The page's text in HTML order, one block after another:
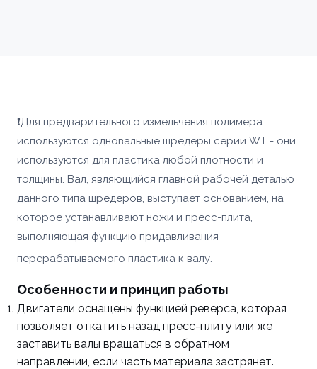
❗Для предварительного измельчения полимера
используются одновальные шредеры серии WT - они
используются для пластика любой плотности и
толщины. Вал, являющийся главной рабочей деталью
данного типа шредеров, выступает основанием, на
которое устанавливают ножи и пресс-плита,
выполняющая функцию придавливания
перерабатываемого пластика к валу.
Особенности и принцип работы
Двигатели оснащены функцией реверса, которая
позволяет откатить назад пресс-плиту или же
заставить валы вращаться в обратном
направлении, если часть материала застрянет.
Способ оплаты
Согласен с условиямиполитики
конфиденциальности иправилами обработки
Ваше имя *
Телефон *
Согласен с условиямиполитики
конфиденциальностии правилами обработки
персональных данных
Телефон *
Согласен с условиямиполитики
конфиденциальностииправилами обработки
Отправить заявку
ОПТИМИЗАЦИЯ
УПАКОВКИ С
ПАЛЛЕТООБМОТЧИКОМ
YJPO-1650-K
Купить